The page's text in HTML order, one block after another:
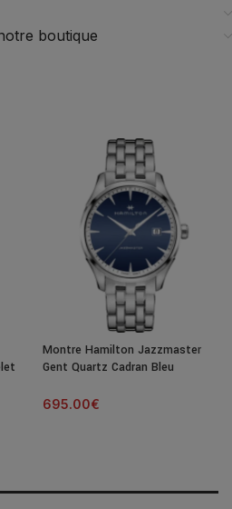
boutique
Montre Hamilton Jazzmaster
Gent Quartz Cadran Bleu
695.00€